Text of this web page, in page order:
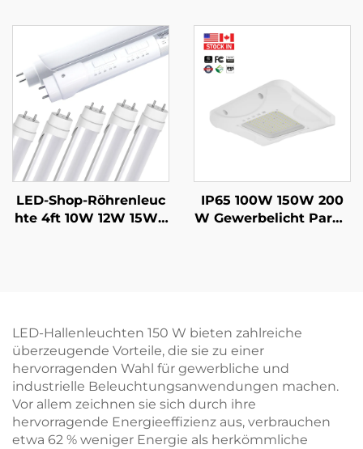
n mit CCT und einstell
barer Leistung lineare
Lampen für Bauprojek
te oder Renovierungen
Prisamatische Linse R
ückseitig Beleuchtete
Hängende Deckenleuc
hten LED Panel
LED-Shop-Röhrenleuc
hte 4ft 10W 12W 15W 1
IP65 100W 150W 200
W Gewerbelicht Parkg
LED-Hallenleuchten 150 W bieten zahlreiche
überzeugende Vorteile, die sie zu einer
hervorragenden Wahl für gewerbliche und
industrielle Beleuchtungsanwendungen machen.
Vor allem zeichnen sie sich durch ihre
hervorragende Energieeffizienz aus, verbrauchen
etwa 62 % weniger Energie als herkömmliche